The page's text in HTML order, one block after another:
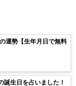
運勢【生年月日で無料
生日を占いました！